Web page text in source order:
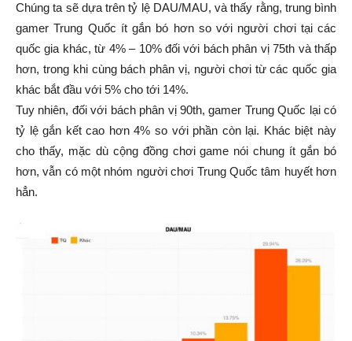
Chúng ta sẽ dựa trên tỷ lệ DAU/MAU, và thấy rằng, trung bình
gamer Trung Quốc ít gắn bó hơn so với người chơi tại các
quốc gia khác, từ 4% – 10% đối với bách phân vị 75th và thấp
hơn, trong khi cùng bách phân vị, người chơi từ các quốc gia
khác bắt đầu với 5% cho tới 14%.
Tuy nhiên, đối với bách phân vị 90th, gamer Trung Quốc lại có
tỷ lệ gắn kết cao hơn 4% so với phần còn lại. Khác biệt này
cho thấy, mặc dù cộng đồng chơi game nói chung ít gắn bó
hơn, vẫn có một nhóm người chơi Trung Quốc tâm huyết hơn
hẳn.